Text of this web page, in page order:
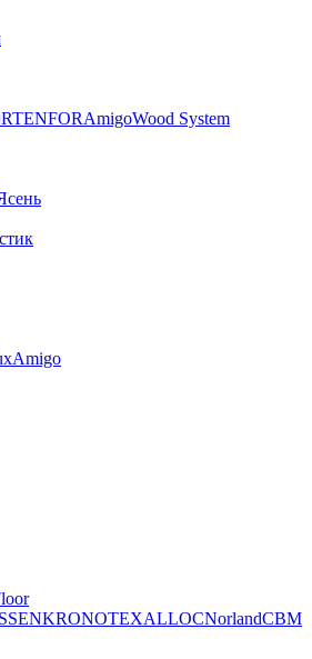
TENFORAmigoWood System
Amigo
KRONOTEXALLOCNorlandCBM